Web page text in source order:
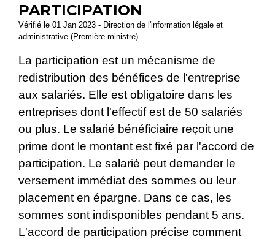
PARTICIPATION
Vérifié le 01 Jan 2023 - Direction de l'information légale et
administrative (Première ministre)
La participation est un mécanisme de
redistribution des bénéfices de l'entreprise
aux salariés. Elle est obligatoire dans les
entreprises dont l'effectif est de 50 salariés
ou plus. Le salarié bénéficiaire reçoit une
prime dont le montant est fixé par l'accord de
participation. Le salarié peut demander le
versement immédiat des sommes ou leur
placement en épargne. Dans ce cas, les
sommes sont indisponibles pendant 5 ans.
L'accord de participation précise comment